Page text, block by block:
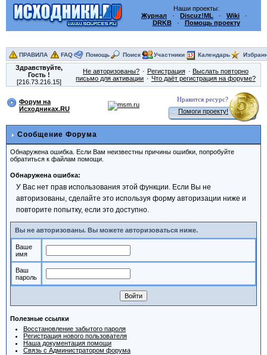
Наши проекты:
Журнал · Discuz!ML · Wiki ·
DRKB· Помощь проекту
ПРАВИЛА FAQ Помощь Поиск Участники Календарь
Здравствуйте,
Гость!
[216.73.216.15]
Не авторизованы? Регистрация
Выслать повторно
письмо для активации
Что даёт регистрация на форуме?
Форум на
Исходниках.RU
Нравится ресурс?
Помоги проекту!
Сообщение Форума
Обнаружена ошибка. Если Вам неизвестны причины ошибки, попробуйте
обратиться к файлам помощи.
Обнаружена ошибка:
У Вас нет прав использования этой функции. Если Вы не
авторизованы, сделайте это используя форму авторизации ниже и
повторите попытку, если это доступно.
Вы не авторизованы. Вы можете авторизоваться ниже.
Ваше
имя
Ваш
пароль
Полезные ссылки
Восстановление забытого пароля
Регистрация нового пользователя
Наша документация помощи
Связь с Администратором форума